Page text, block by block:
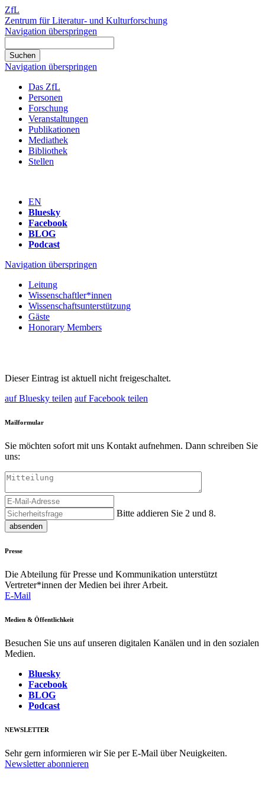
ZfL
Zentrum für Literatur- und Kulturforschung
Navigation überspringen
Navigation überspringen
Das ZfL
Personen
Forschung
Veranstaltungen
Publikationen
Mediathek
Bibliothek
Stellen
EN
Bluesky
Facebook
BLOG
Podcast
Navigation überspringen
Leitung
Wissenschaftler*innen
Wissenschaftsunterstützung
Gäste
Honorary Members
Dieser Eintrag ist aktuell nicht freigeschaltet.
auf Bluesky teilen auf Facebook teilen
Mailformular
Sie möchten sofort mit uns Kontakt aufnehmen. Dann schreiben Sie
uns:
Bitte addieren Sie 2 und 8.
absenden
Presse
Die Abteilung für Presse und Kommunikation unterstützt
Vertreter*innen der Medien bei ihrer Arbeit.
E-Mail
Medien & Öffentlichkeit
Besuchen Sie uns auf unseren digitalen Kanälen und in den sozialen
Medien.
Bluesky
Facebook
BLOG
Podcast
NEWSLETTER
Sehr gern informieren wir Sie per E-Mail über Neuigkeiten.
Newsletter abonnieren